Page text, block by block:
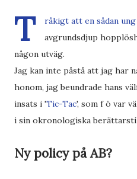
T
råkigt att en sådan ung
avgrundsdjup
någon utväg.
Jag kan inte påstå att jag har
honom, jag beundrade hans
insats i 'Tic-Tac', som f ö var
i sin okronologiska
Ny policy på AB?